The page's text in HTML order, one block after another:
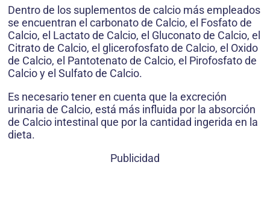
Dentro de los suplementos de calcio más empleados
se encuentran el carbonato de Calcio, el Fosfato de
Calcio, el Lactato de Calcio, el Gluconato de Calcio, el
Citrato de Calcio, el glicerofosfato de Calcio, el Oxido
de Calcio, el Pantotenato de Calcio, el Pirofosfato de
Calcio y el Sulfato de Calcio.
Es necesario tener en cuenta que la excreción
urinaria de Calcio, está más influida por la absorción
de Calcio intestinal que por la cantidad ingerida en la
dieta.
Publicidad